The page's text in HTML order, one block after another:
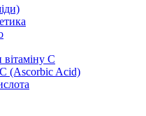
вітаміну С
(Ascorbic Acid)